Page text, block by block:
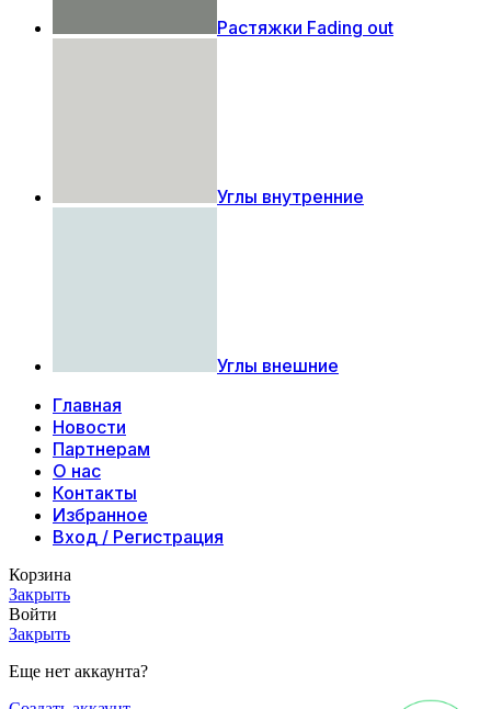
Растяжки Fading out
Углы внутренние
Углы внешние
Главная
Новости
Партнерам
О нас
Контакты
Избранное
Вход / Регистрация
Корзина
Закрыть
Войти
Закрыть
Еще нет аккаунта?